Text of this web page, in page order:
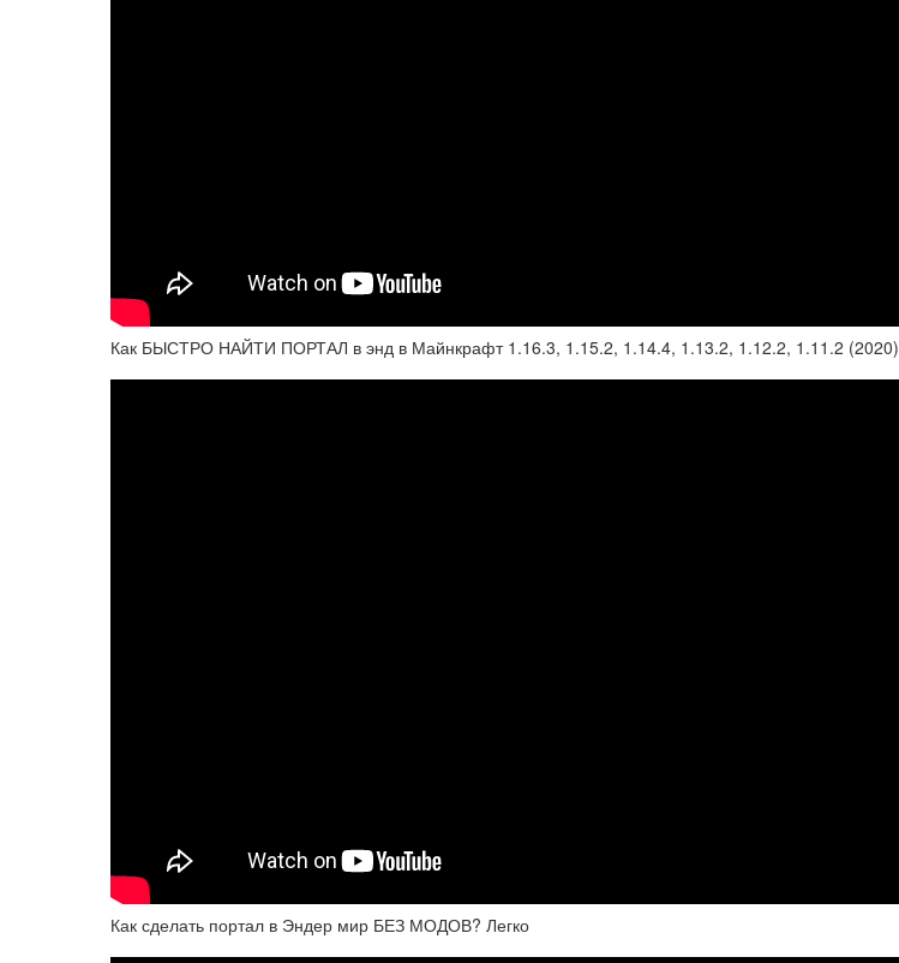
Как БЫСТРО НАЙТИ ПОРТАЛ в энд в Майнкрафт 1.16.3, 1.15.2, 1.14.4, 1.13.2, 1.12.2, 1.11.2 (2020)
Как сделать портал в Эндер мир БЕЗ МОДОВ? Легко